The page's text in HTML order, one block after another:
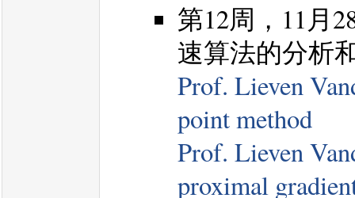
第12周，11月
速算法的分析
Prof. Lieven
point method
Prof. Lieven
proximal